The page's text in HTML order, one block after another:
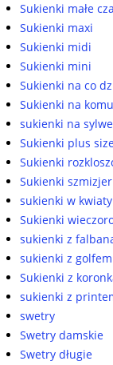
Sukienki małe
Sukienki maxi
Sukienki midi
Sukienki mini
Sukienki na co
Sukienki na
sukienki na
Sukienki plus
Sukienki
Sukienki
sukienki w kwiaty
Sukienki
sukienki z
sukienki z golfem
Sukienki z
sukienki z
swetry
Swetry damskie
Swetry długie